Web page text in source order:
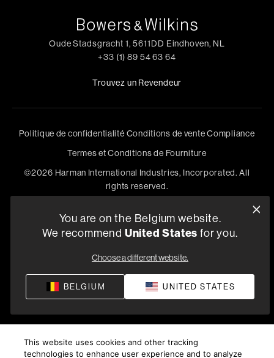
Oude Stadsgracht 1, 5611DD Eindhoven, NL
+33 (1) 89 54 63 64
Trouvez un Revendeur
Politique de confidentialité Conditions de venteCompliance
Termes et Conditions de Fourniture
©2026 Harman International Industries, Incorporated. All
rights reserved.
You are on the Belgium website.
We recommend United States for you.
Choose a different website.
BELGIUM UNITED STATES
This website uses cookies and other tracking
technologies to enhance user experience and to analyze